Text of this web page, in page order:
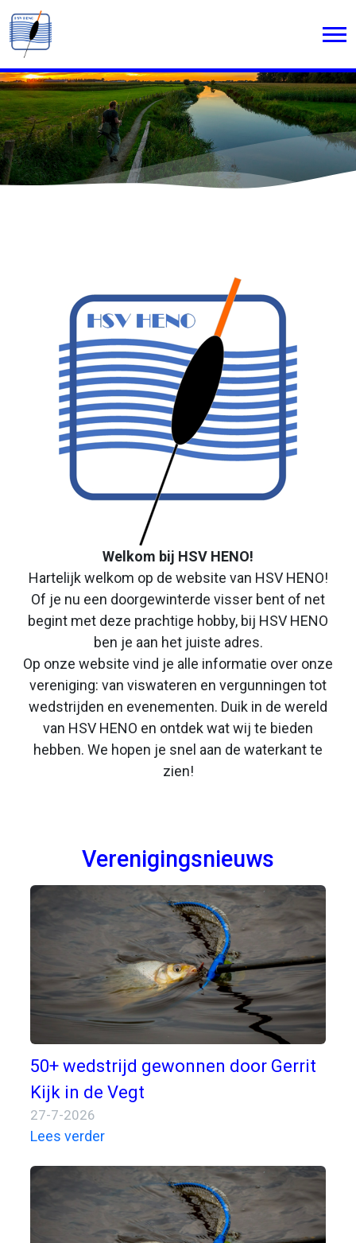
Welkom bij HSV HENO!
Hartelijk welkom op de website van HSV HENO!
Of je nu een doorgewinterde visser bent of net
begint met deze prachtige hobby, bij HSV HENO
ben je aan het juiste adres.
Op onze website vind je alle informatie over onze
vereniging: van viswateren en vergunningen tot
wedstrijden en evenementen. Duik in de wereld
van HSV HENO en ontdek wat wij te bieden
hebben. We hopen je snel aan de waterkant te
zien!
Verenigingsnieuws
50+ wedstrijd gewonnen door Gerrit
Kijk in de Vegt
27-7-2026
Lees verder